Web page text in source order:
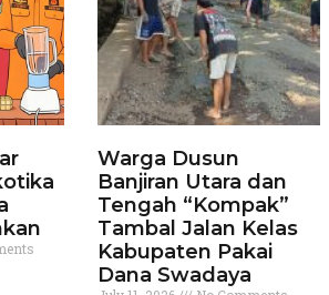
Warga Dusun
Banjiran Utara dan
Tengah “Kompak”
Tambal Jalan Kelas
Kabupaten Pakai
Dana Swadaya